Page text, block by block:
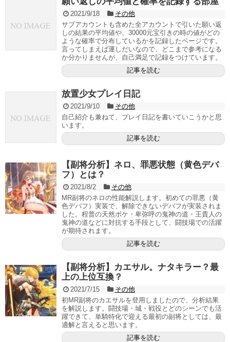
2021/9/18
その他
サブアカウントも含めた全アカウントで引いた願い返
しの結果の平均値や、30000元宝引きの時の値がどの
ような確率で分布しているかを記録したページです。
言ってしまえば運しだいなので、どこまで参考になる
か分かりませんが、自己満足で記録をつけています。
記事を読む
放置少女プレイ日記
2021/9/10
その他
自己紹介も兼ねて、プレイ日記を書いていこうかと思
います。
記事を読む
【副将分析】ネロ、罪悪状態（黄色デバ
フ）とは？
2021/8/2
その他
MR副将のネロの性能解説します。初めての罪悪（黄
色デバフ）実装で、解除できないデバフが実装されま
した。程普の天然ボケ・卑弥呼の鬼神の道・王貴人の
鬼神の道などに対抗する手段として、闘技場での活躍
が期待されます。
記事を読む
【副将分析】カエサル。ナタキラー？最
上の上位互換？
2021/7/15
その他
初MR副将のカエサルを登用しましたので、分析結果
を解説します。闘技場・城・戦役とどのシーンでも活
躍できて、単騎特化で迎える最初の副将としては、最
適解と言えると思います。
記事を読む